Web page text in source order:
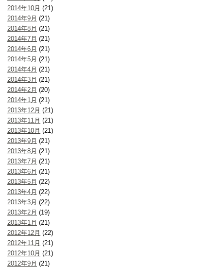
2014年10月 (21)
2014年9月 (21)
2014年8月 (21)
2014年7月 (21)
2014年6月 (21)
2014年5月 (21)
2014年4月 (21)
2014年3月 (21)
2014年2月 (20)
2014年1月 (21)
2013年12月 (21)
2013年11月 (21)
2013年10月 (21)
2013年9月 (21)
2013年8月 (21)
2013年7月 (21)
2013年6月 (21)
2013年5月 (22)
2013年4月 (22)
2013年3月 (22)
2013年2月 (19)
2013年1月 (21)
2012年12月 (22)
2012年11月 (21)
2012年10月 (21)
2012年9月 (21)